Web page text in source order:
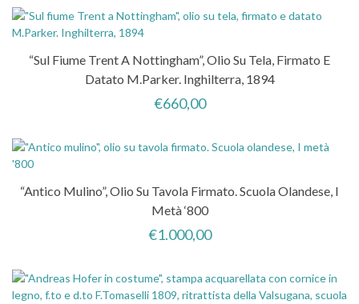
“Sul Fiume Trent A Nottingham”, Olio Su Tela, Firmato E
Datato M.Parker. Inghilterra, 1894
€660,00
“Antico Mulino”, Olio Su Tavola Firmato. Scuola Olandese, I
Metà ‘800
€1.000,00